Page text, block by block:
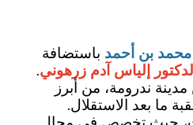
باستضافة
إلياس آدم زرهوني.
ندرومة، من أبرز
ما بعد الاستقلال.